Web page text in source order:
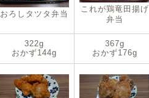
おろしタツタ弁当
これが鶏竜田揚げ
弁当
322g
おかず144g
367g
おかず176g